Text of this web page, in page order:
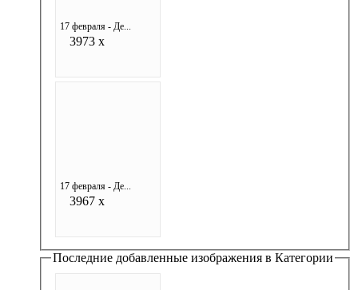
17 февраля - Де...
3973 x
17 февраля - Де...
3967 x
Последние добавленные изображения в Категории